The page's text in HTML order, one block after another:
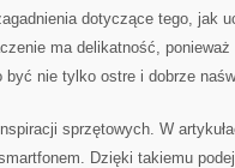
dotyczące tego, jak
ma delikatność,
być nie tylko ostre i dobrze
sprzętowych. W
Dzięki takiemu